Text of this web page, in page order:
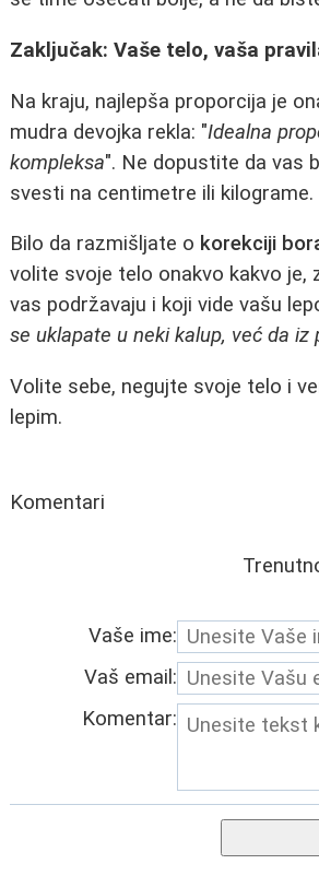
Zaključak: Vaše telo, vaša
Na kraju, najlepša proporcija je
mudra devojka rekla: "Idealna
kompleksa". Ne dopustite da vas
svesti na centimetre ili kilograme.
Bilo da razmišljate o korekciji
volite svoje telo onakvo kakvo
vas podržavaju i koji vide vašu
se uklapate u neki kalup, već da
Volite sebe, negujte svoje telo i
lepim.
Komentari
Vaše ime:
Vaš email:
Komentar: